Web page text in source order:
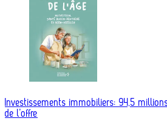
Investissements immobiliers: 94,5
de l’offre